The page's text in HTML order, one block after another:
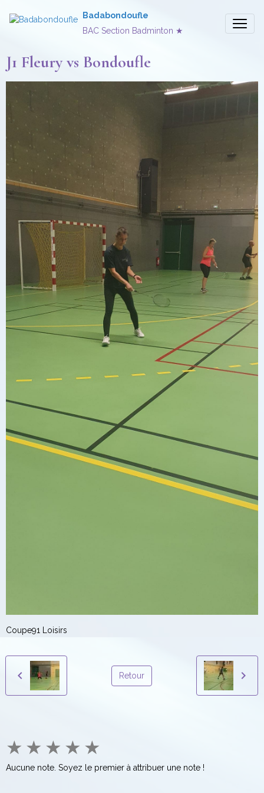
Badabondoufle
BAC Section Badminton ★
J1 Fleury vs Bondoufle
Coupe91 Loisirs
Retour
★ ★ ★ ★ ★
Aucune note. Soyez le premier à attribuer une note !